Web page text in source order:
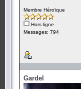
Membre Héroïque
Hors ligne
Messages: 794
Gardel